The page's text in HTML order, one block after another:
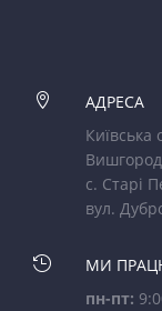

АДРЕСА
Київська
с. Старі
вул.

МИ
пн-пт: